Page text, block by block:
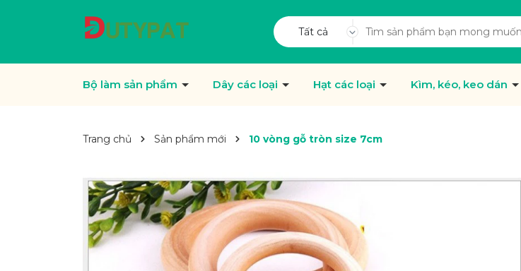
Tất cả
Bộ làm sản phẩm Dây các loại Hạt các loại Kìm, kéo, keo dán
Trang chủ Sản phẩm mới 10 vòng gỗ tròn size 7cm